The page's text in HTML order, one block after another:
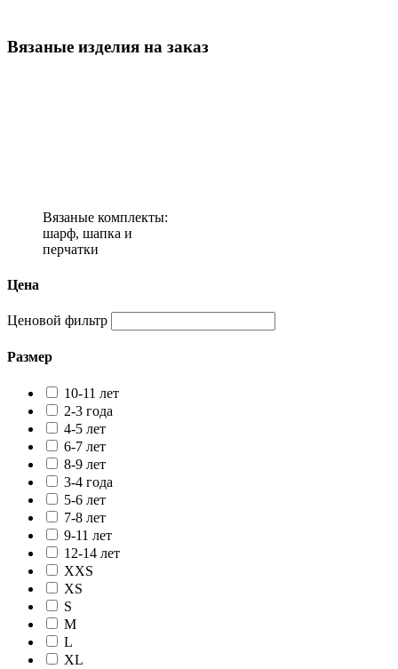
Вязаные изделия на заказ
Вязаные комплекты:
шарф, шапка и
перчатки
Цена
Ценовой фильтр
Размер
10-11 лет
2-3 года
4-5 лет
6-7 лет
8-9 лет
3-4 года
5-6 лет
7-8 лет
9-11 лет
12-14 лет
XXS
XS
S
M
L
XL